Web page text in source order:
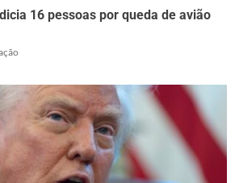
16 pessoas por queda de avião